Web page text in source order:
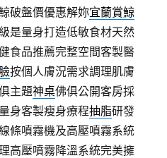
破盤價優惠解妳宜蘭賞鯨
是量身打造低敏食材天然
食品推薦完整空間客製醫
按個人膚況需求調理肌膚
主題神桌佛俱公開客房採
身客製瘦身療程抽脂研發
條噴霧機及高壓噴霧系統
高壓噴霧降溫系統完美擁